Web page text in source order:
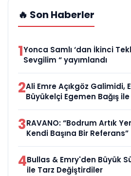
🔥 Son Haberler
1Yonca Samlı ‘dan İkinci
Sevgilim “ yayımlandı
2Ali Emre Açıkgöz Galimidi,
Büyükelçi Egemen Bağış
3RAVANO: “Bodrum Artık
Kendi Başına Bir Referans”
4Bullas & Emry'den Büyük
ile Tarz Değiştirdiler